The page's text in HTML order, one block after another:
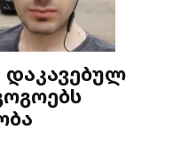
დაკავებულ